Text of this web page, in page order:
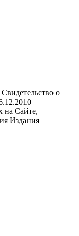
о
на Сайте,
Издания